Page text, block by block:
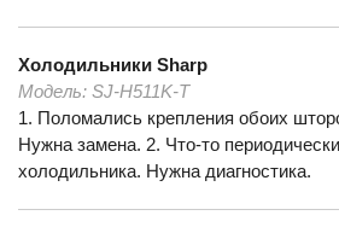
Холодильники Sharp
Модель: SJ-H511K-T
1. Поломались крепления обоих
Нужна замена. 2. Что-то
холодильника. Нужна диагностика.